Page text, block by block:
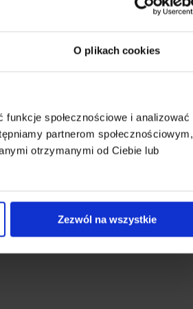
O plikach cookies
społecznościowe i analizować
partnerom społecznościowym,
otrzymanymi od Ciebie lub
Zezwól na wszystkie